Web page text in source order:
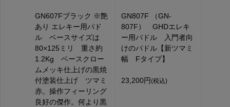
GN607Fブラック ※艶
あり エレキー用パド
ル ベースサイズは
80×125ミリ 重さ約
1.2Kg ベースクロー
ムメッキ仕上げの黒焼
付塗装仕上げ ツマミ
赤。操作フィーリング
良好の傑作。何より黒
GN807F （GN-
807F） GHDエレキ
ー用パドル 入門者向
けのパドル【新ツマミ
幅 Fタイプ】
23,200円 (税込)